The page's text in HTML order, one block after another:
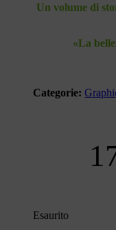
Un volume di
«La
Categorie:
Esaurito